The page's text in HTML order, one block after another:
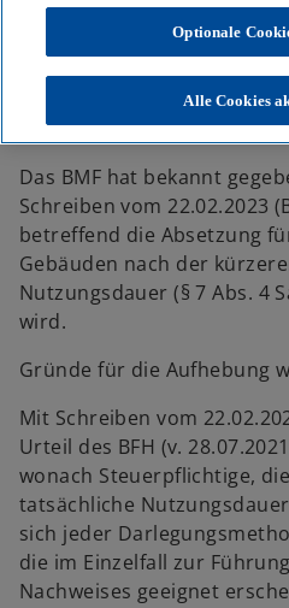
Aufhebung BMF-Schreiben zur
der kürzeren tatsächlichen
Das BMF hat bekannt
Schreiben vom 22.02.2023
betreffend die Absetzung
Gebäuden nach der
Nutzungsdauer (§ 7 Abs. 4
wird.
Gründe für die Aufhebung
Mit Schreiben vom
Urteil des BFH (v.
wonach Steuerpflichtige,
tatsächliche
sich jeder
die im Einzelfall zur
Nachweises geeignet
Optionale
Alle Cookies